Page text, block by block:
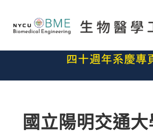
國立陽明交通